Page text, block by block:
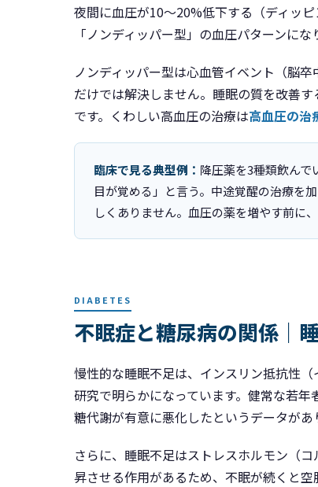
夜間に血圧が10〜20%低下する（ディッ
「ノンディッパー型」の血圧パターンに
ノンディッパー型は心血管イベント（脳
だけでは解決しません。睡眠の質を改善
です。くわしい高血圧の治療は高血圧の治
臨床で見る典型例： 降圧薬を3種類飲ん
目が覚める」と言う。中途覚醒の治療
しくありません。血圧の薬を増やす前に
DIABETES
不眠症と糖尿病の関係｜
慢性的な睡眠不足は、インスリン抵抗性
研究で明らかになっています。健常な若年
糖代謝が有意に悪化したというデータがあ
さらに、睡眠不足はストレスホルモン（
昇させる作用があるため、不眠が続くと